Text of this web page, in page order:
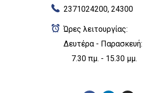
2371024200, 24300
Ώρες λειτουργίας:
Δευτέρα - Παρασκευή:
7.30 πμ. - 15.30 μμ.